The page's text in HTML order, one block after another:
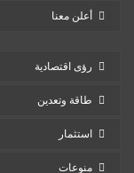
أعلن معنا
رؤى اقتصادية
طاقة وتعدين
استثمار
منوعات